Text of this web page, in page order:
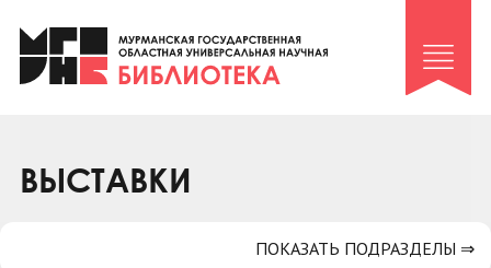
Клуб «Гиря и сельдерей»
Клуб «Семейный архив»
Коллегам
ВЫСТАВКИ
ПОКАЗАТЬ ПОДРАЗДЕЛЫ ⇒